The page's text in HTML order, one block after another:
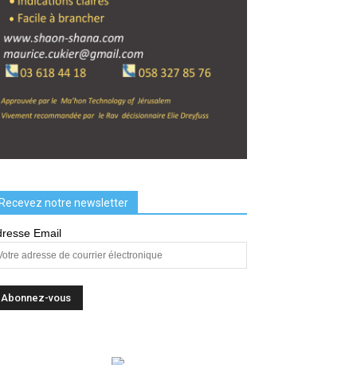
Recevez notre newsletter
Email